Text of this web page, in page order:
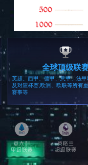
江苏3家乐天超市
家乐天超市异常火
人民网
2026-12-15
江苏3家乐天超市
家乐天超市异常火